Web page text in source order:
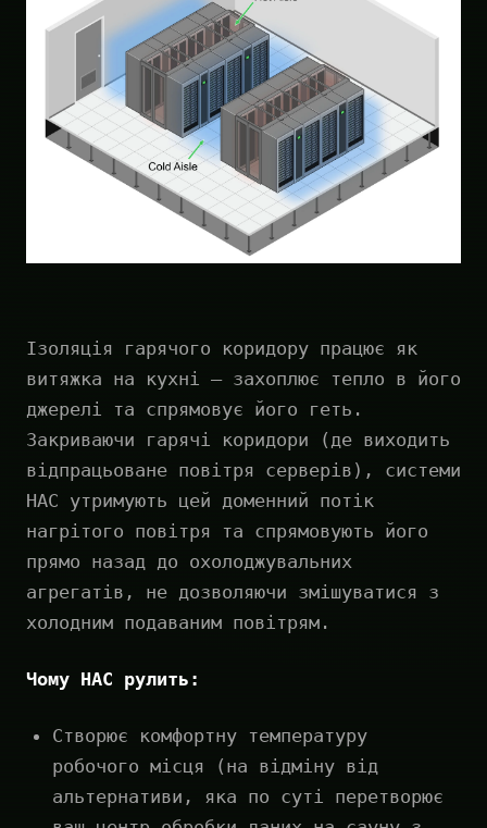
Ізоляція гарячого коридору працює як
витяжка на кухні — захоплює тепло в його
джерелі та спрямовує його геть.
Закриваючи гарячі коридори (де виходить
відпрацьоване повітря серверів), системи
HAC утримують цей доменний потік
нагрітого повітря та спрямовують його
прямо назад до охолоджувальних
агрегатів, не дозволяючи змішуватися з
холодним подаваним повітрям.
Чому HAC рулить:
Створює комфортну температуру
робочого місця (на відміну від
альтернативи, яка по суті перетворює